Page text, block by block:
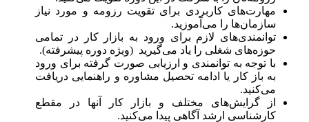
مهارت‌های کاربردی برای تقویت رزومه و مورد نیاز
سازمان‌ها را می‌آموزید.
توانمندی‌های لازم برای ورود به بازار کار در تمامی
حوزه‌های شغلی را یاد می‌گیرید (ویژه دوره پیشرفته).
با توجه به توانمندی و ارزیابی صورت گرفته برای ورود
به باز کار یا ادامه تحصیل مشاوره و راهنمایی دریافت
می‌کنید.
از گرایش‌های مختلف و بازار کار آنها در مقطع
کارشناسی ارشد آگاهی پیدا می‌کنید.